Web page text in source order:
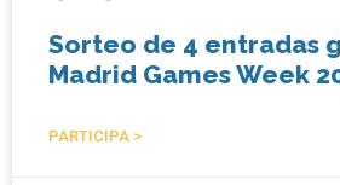
Sorteo de 4 entradas
Madrid Games Week
PARTICIPA >